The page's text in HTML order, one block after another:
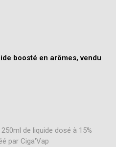
boosté en arômes, vendu